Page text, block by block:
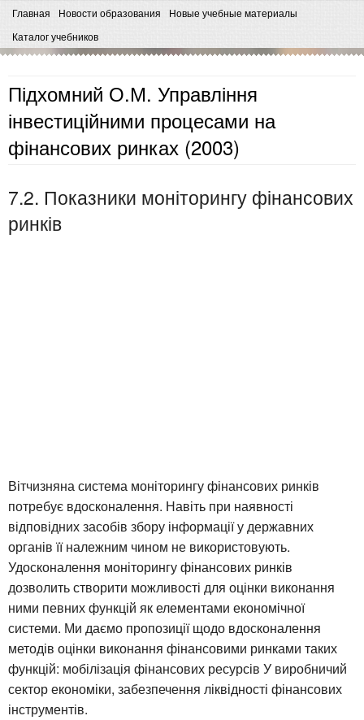
Главная Новости образования
Новые учебные материалы
Каталог учебников
Підхомний О.М. Управління
інвестиційними процесами на
фінансових ринках (2003)
7.2. Показники моніторингу фінансових
ринків
Вітчизняна система моніторингу фінансових ринків
потребує вдосконалення. Навіть при наявності
відповідних засобів збору інформації у державних
органів її належним чином не використовують.
Удосконалення моніторингу фінансових ринків
дозволить створити можливості для оцінки виконання
ними певних функцій як елементами економічної
системи. Ми даємо пропозиції щодо вдосконалення
методів оцінки виконання фінансовими ринками таких
функцій: мобілізація фінансових ресурсів У виробничий
сектор економіки, забезпечення ліквідності фінансових
інструментів.